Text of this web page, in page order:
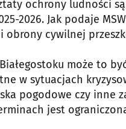
ochrony ludności
2026. Jak podaje
obrony cywilnej
może to
w sytuacjach
pogodowe czy inne
jest